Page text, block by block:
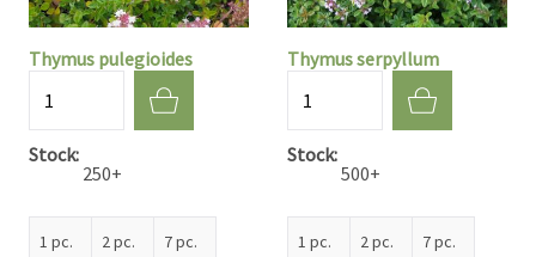
Thymus pulegioides
Stock
250+
1 pc. 2 pc. 7 pc.
Thymus serpyllum
Stock
500+
1 pc. 2 pc. 7 pc.